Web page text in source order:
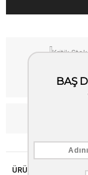
Kritik Stok
Kargo
ÜRÜN ÖZELLIKLERI